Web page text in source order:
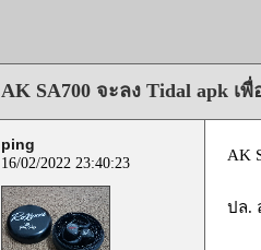
AK SA700 จะลง Tidal apk เ
ping
16/02/2022 23:40:23 AK
ปล.